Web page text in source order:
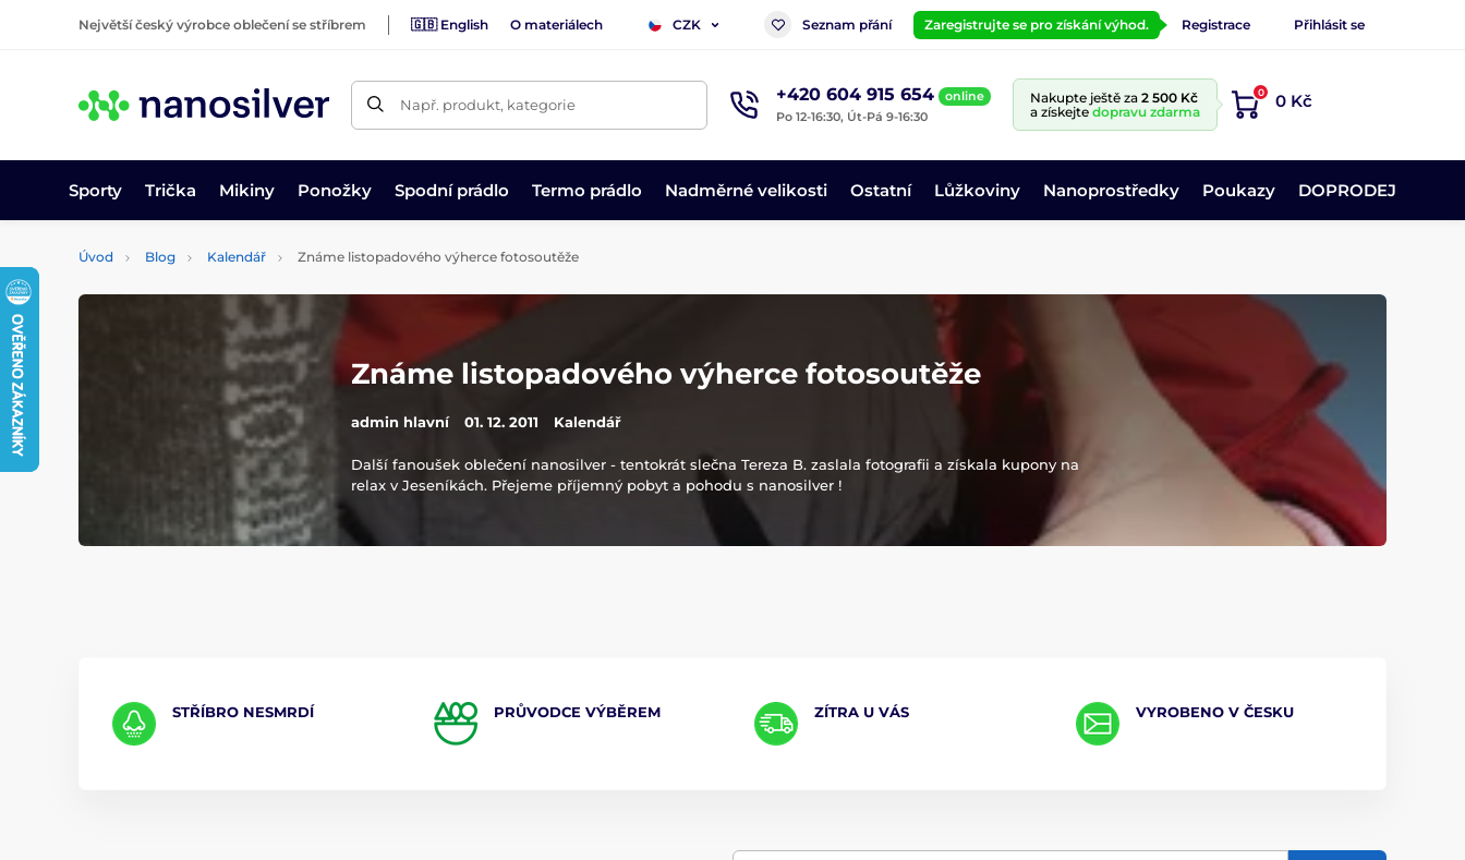
Největší český výrobce oblečení se stříbrem 🇬🇧 English O materiálech CZK Seznam přání Zaregistrujte se pro získání výhod. Registrace Přihlásit se
Např. produkt, kategorie +420 604 915 654
online
Po 12-16:30, Út-Pá 9-16:30
Nakupte ještě za 2 500 Kč
a získejte dopravu zdarma
0 0 Kč
Sporty Trička Mikiny Ponožky Spodní prádlo Termo prádlo Nadměrné velikosti Ostatní Lůžkoviny Nanoprostředky Poukazy DOPRODEJ
Úvod Blog Kalendář Známe listopadového výherce fotosoutěže
Známe listopadového výherce fotosoutěže
admin hlavní 01. 12. 2011 Kalendář
Další fanoušek oblečení nanosilver - tentokrát slečna Tereza B. zaslala fotografii a získala kupony na
relax v Jeseníkách. Přejeme příjemný pobyt a pohodu s nanosilver !
STŘÍBRO NESMRDÍ PRŮVODCE VÝBĚREM ZÍTRA U VÁS VYROBENO V ČESKU